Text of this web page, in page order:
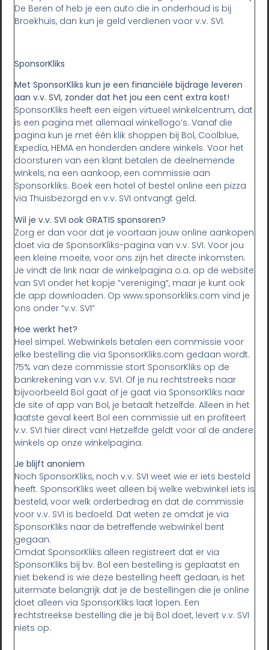
De Beren of heb je een auto die in onderhoud is bij
Broekhuis, dan kun je geld verdienen voor v.v. SVI.
SponsorKliks
Met SponsorKliks kun je een financiële bijdrage leveren
aan v.v. SVI, zonder dat het jou een cent extra kost!
SponsorKliks heeft een eigen virtueel winkelcentrum, dat
is een pagina met allemaal winkellogo’s. Vanaf die
pagina kun je met één klik shoppen bij Bol, Coolblue,
Expedia, HEMA en honderden andere winkels. Voor het
doorsturen van een klant betalen de deelnemende
winkels, na een aankoop, een commissie aan
Sponsorkliks. Boek een hotel of bestel online een pizza
via Thuisbezorgd en v.v. SVI ontvangt geld.
Wil je v.v. SVI ook GRATIS sponsoren?
Zorg er dan voor dat je voortaan jouw online aankopen
doet via de SponsorKliks-pagina van v.v. SVI. Voor jou
een kleine moeite, voor ons zijn het directe inkomsten.
Je vindt de link naar de winkelpagina o.a. op de website
van SVI onder het kopje “vereniging”, maar je kunt ook
de app downloaden. Op www.sponsorkliks.com vind je
ons onder “v.v. SVI”
Hoe werkt het?
Heel simpel. Webwinkels betalen een commissie voor
elke bestelling die via SponsorKliks.com gedaan wordt.
75% van deze commissie stort SponsorKliks op de
bankrekening van v.v. SVI. Of je nu rechtstreeks naar
bijvoorbeeld Bol gaat of je gaat via SponsorKliks naar
de site of app van Bol, je betaalt hetzelfde. Alleen in het
laatste geval keert Bol een commissie uit en profiteert
v.v. SVI hier direct van! Hetzelfde geldt voor al de andere
winkels op onze winkelpagina.
Je blijft anoniem
Noch SponsorKliks, noch v.v. SVI weet wie er iets besteld
heeft. SponsorKliks weet alleen bij welke webwinkel iets is
besteld, voor welk orderbedrag en dat de commissie
voor v.v. SVI is bedoeld. Dat weten ze omdat je via
SponsorKliks naar de betreffende webwinkel bent
gegaan.
Omdat SponsorKliks alleen registreert dat er via
SponsorKliks bij bv. Bol een bestelling is geplaatst en
niet bekend is wie deze bestelling heeft gedaan, is het
uitermate belangrijk dat je de bestellingen die je online
doet alleen via SponsorKliks laat lopen. Een
rechtstreekse bestelling die je bij Bol doet, levert v.v. SVI
niets op.